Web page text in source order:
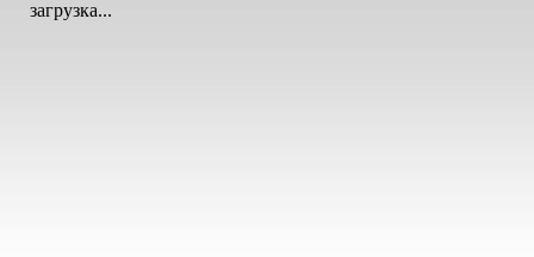
загрузка...